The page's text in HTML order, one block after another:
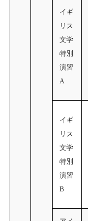
イギ
リス
文学
特別
演習
A
イギ
リス
文学
特別
演習
B